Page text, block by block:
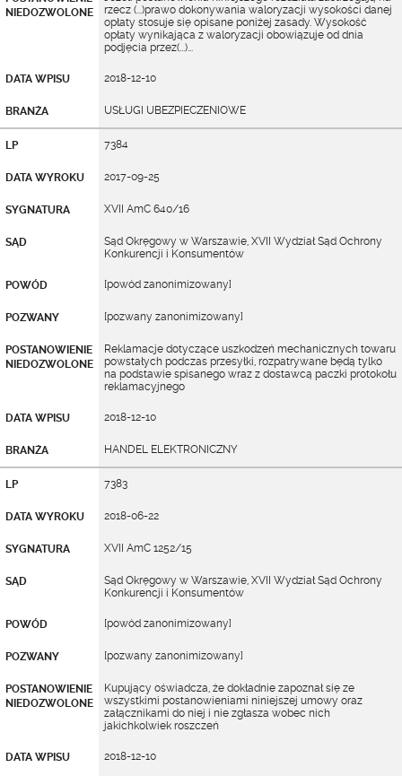
NIEDOZWOLONE
rzecz (...)prawo dokonywania waloryzacji wysokości danej
opłaty stosuje się opisane poniżej zasady. Wysokość
opłaty wynikająca z waloryzacji obowiązuje od dnia
podjęcia przez(...)...
DATA WPISU 2018-12-10
BRANŻA USŁUGI UBEZPIECZENIOWE
LP 7384
DATA WYROKU 2017-09-25
SYGNATURA XVII AmC 640/16
SĄD
Sąd Okręgowy w Warszawie, XVII Wydział Sąd Ochrony
Konkurencji i Konsumentów
POWÓD [powód zanonimizowany]
POZWANY [pozwany zanonimizowany]
POSTANOWIENIE
NIEDOZWOLONE
Reklamacje dotyczące uszkodzeń mechanicznych towaru
powstałych podczas przesyłki, rozpatrywane będą tylko
na podstawie spisanego wraz z dostawcą paczki protokołu
reklamacyjnego
DATA WPISU 2018-12-10
BRANŻA HANDEL ELEKTRONICZNY
LP 7383
DATA WYROKU 2018-06-22
SYGNATURA XVII AmC 1252/15
SĄD
Sąd Okręgowy w Warszawie, XVII Wydział Sąd Ochrony
Konkurencji i Konsumentów
POWÓD [powód zanonimizowany]
POZWANY [pozwany zanonimizowany]
POSTANOWIENIE
NIEDOZWOLONE
Kupujący oświadcza, że dokładnie zapoznał się ze
wszystkimi postanowieniami niniejszej umowy oraz
załącznikami do niej i nie zgłasza wobec nich
jakichkolwiek roszczeń
DATA WPISU 2018-12-10